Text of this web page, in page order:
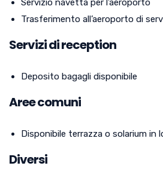
Servizio navetta per l’aeroporto
Trasferimento all’aeroporto di
Servizi di reception
Deposito bagagli disponibile
Aree comuni
Disponibile terrazza o solarium in
Diversi